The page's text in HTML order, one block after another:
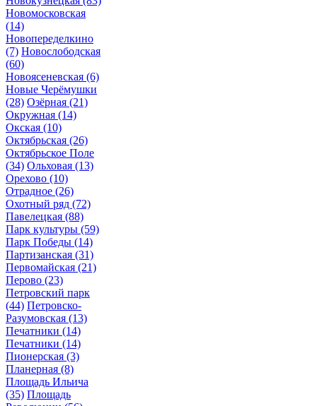
Новомосковская
(14)
Новопеределкино
(7) Новослободская
(60)
Новоясеневская (6)
Новые Черёмушки
(28) Озёрная (21)
Окружная (14)
Окская (10)
Октябрьская (26)
Октябрьское Поле
(34) Ольховая (13)
Орехово (10)
Отрадное (26)
Охотный ряд (72)
Павелецкая (88)
Парк культуры (59)
Парк Победы (14)
Партизанская (31)
Первомайская (21)
Перово (23)
Петровский парк
(44) Петровско-
Разумовская (13)
Печатники (14)
Печатники (14)
Пионерская (3)
Планерная (8)
Площадь Ильича
(35) Площадь